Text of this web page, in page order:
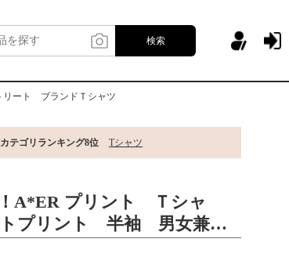
検索
ート ブランドＴシャツ
カテゴリランキング8位 Tシャツ
A*ER プリント Ｔシャ
プリント 半袖 男女兼